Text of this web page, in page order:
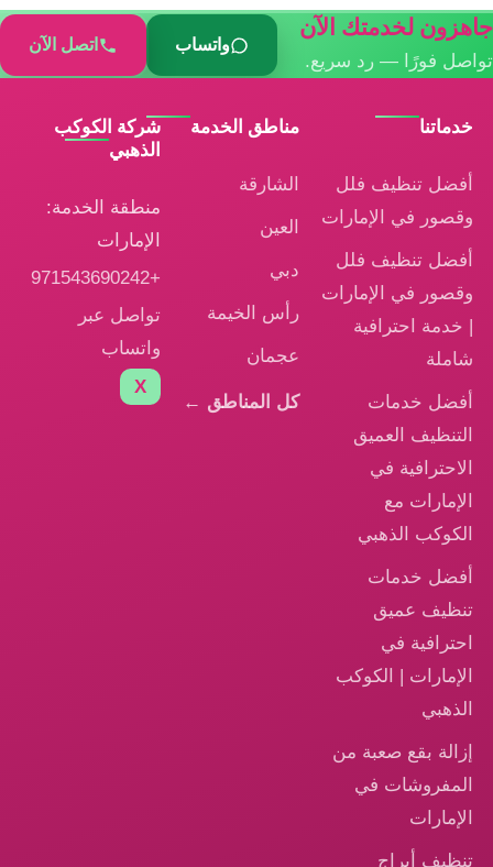
جاهزون لخدمتك الآن
تواصل فورًا — رد سريع.
واتساب اتصل الآن
خدماتنا
أفضل تنظيف فلل
وقصور في الإمارات
أفضل تنظيف فلل
وقصور في الإمارات
| خدمة احترافية
شاملة
أفضل خدمات
التنظيف العميق
الاحترافية في
الإمارات مع
الكوكب الذهبي
أفضل خدمات
تنظيف عميق
احترافية في
الإمارات | الكوكب
الذهبي
إزالة بقع صعبة من
المفروشات في
الإمارات
تنظيف أبراج
مناطق الخدمة
الشارقة
العين
دبي
رأس الخيمة
عجمان
كل المناطق ←
شركة الكوكب
الذهبي
منطقة الخدمة:
الإمارات
+971543690242
تواصل عبر
واتساب
X